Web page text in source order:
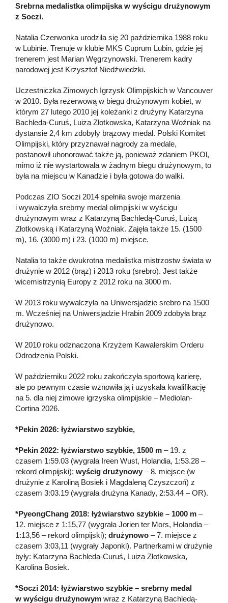
Srebrna medalistka olimpijska w wyścigu drużynowym
z Soczi.
Natalia Czerwonka urodziła się 20 października 1988 roku
w Lubinie. Trenuje w klubie MKS Cuprum Lubin, gdzie jej
trenerem jest Marian Węgrzynowski. Trenerem kadry
narodowej jest Krzysztof Niedźwiedzki.
Uczestniczka Zimowych Igrzysk Olimpijskich w Vancouver
w 2010. Była rezerwową w biegu drużynowym kobiet, w
którym 27 lutego 2010 jej koleżanki z drużyny Katarzyna
Bachleda-Curuś, Luiza Złotkowska, Katarzyna Woźniak na
dystansie 2,4 km zdobyły brązowy medal. Polski Komitet
Olimpijski, który przyznawał nagrody za medale,
postanowił uhonorować także ją, ponieważ zdaniem PKOl,
mimo iż nie wystartowała w żadnym biegu drużynowym, to
była na miejscu w Kanadzie i była gotowa do walki.
Podczas ZIO Soczi 2014 spełniła swoje marzenia
i wywalczyła srebrny medal olimpijski w wyścigu
drużynowym wraz z Katarzyną Bachledą-Curuś, Luizą
Złotkowską i Katarzyną Woźniak. Zajęła także 15. (1500
m), 16. (3000 m) i 23. (1000 m) miejsce.
Natalia to także dwukrotna medalistka mistrzostw świata w
drużynie w 2012 (brąz) i 2013 roku (srebro). Jest także
wicemistrzynią Europy z 2012 roku na 3000 m.
W 2013 roku wywalczyła na Uniwersjadzie srebro na 1500
m. Wcześniej na Uniwersjadzie Hrabin 2009 zdobyła brąz
drużynowo.
W 2010 roku odznaczona Krzyżem Kawalerskim Orderu
Odrodzenia Polski.
W październiku 2022 roku zakończyła sportową karierę,
ale po pewnym czasie wznowiła ją i uzyskała kwalifikację
na 5. dla niej zimowe igrzyska olimpijskie – Mediolan-
Cortina 2026.
*Pekin 2026: łyżwiarstwo szybkie,
*Pekin 2022: łyżwiarstwo szybkie, 1500 m – 19. z
czasem 1:59.03 (wygrała Ireen Wust, Holandia, 1:53.28 –
rekord olimpijski); wyścig drużynowy – 8. miejsce (w
drużynie z Karoliną Bosiek i Magdaleną Czyszczoń) z
czasem 3:03.19 (wygrała drużyna Kanady, 2:53.44 – OR).
*PyeongChang 2018: łyżwiarstwo szybkie – 1000 m –
12. miejsce z 1:15,77 (wygrała Jorien ter Mors, Holandia –
1:13,56 – rekord olimpijski); drużynowo – 7. miejsce z
czasem 3:03,11 (wygrały Japonki). Partnerkami w drużynie
były: Katarzyna Bachleda-Curuś, Luiza Złotkowska,
Karolina Bosiek.
*Soczi 2014: łyżwiarstwo szybkie – srebrny medal
w wyścigu drużynowym wraz z Katarzyną Bachledą-